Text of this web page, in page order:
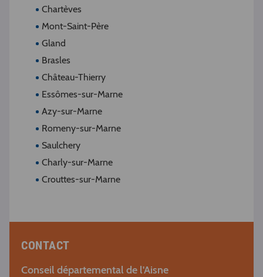
Chartèves
Mont-Saint-Père
Gland
Brasles
Château-Thierry
Essômes-sur-Marne
Azy-sur-Marne
Romeny-sur-Marne
Saulchery
Charly-sur-Marne
Crouttes-sur-Marne
CONTACT
Conseil départemental de l'Aisne